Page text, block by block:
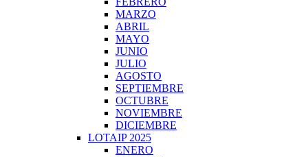
MARZO
ABRIL
MAYO
JUNIO
JULIO
AGOSTO
SEPTIEMBRE
OCTUBRE
NOVIEMBRE
DICIEMBRE
LOTAIP 2025
ENERO